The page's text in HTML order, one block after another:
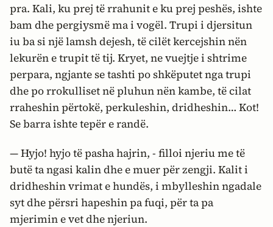
pra. Kali, ku prej të rrahunit e ku prej peshës, ishte
bam dhe pergiysmë ma i vogël. Trupi i djersitun
iu ba si një lamsh dejesh, të cilët kercejshin nën
lekurën e trupit të tij. Kryet, ne vuejtje i shtrime
perpara, ngjante se tashti po shkëputet nga trupi
dhe po rrokulliset në pluhun nën kambe, të cilat
rraheshin përtokë, perkuleshin, dridheshin… Kot!
Se barra ishte tepër e randë.
— Hyjo! hyjo të pasha hajrin, - filloi njeriu me të
butë ta ngasi kalin dhe e muer për zengji. Kalit i
dridheshin vrimat e hundës, i mbylleshin ngadale
syt dhe përsri hapeshin pa fuqi, për ta pa
mjerimin e vet dhe njeriun.